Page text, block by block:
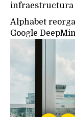
infraestructura
Alphabet
Google